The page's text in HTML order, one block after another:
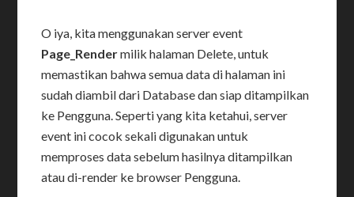
O iya, kita menggunakan server event
Page_Rendermilik halaman Delete, untuk
memastikan bahwa semua data di halaman ini
sudah diambil dari Database dan siap ditampilkan
ke Pengguna. Seperti yang kita ketahui, server
event ini cocok sekali digunakan untuk
memproses data sebelum hasilnya ditampilkan
atau di-render ke browser Pengguna.